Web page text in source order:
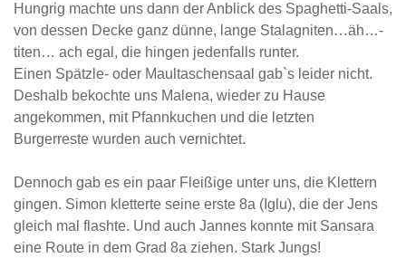
Hungrig machte uns dann der Anblick des Spaghetti-Saals,
von dessen Decke ganz dünne, lange Stalagniten…äh…-
titen… ach egal, die hingen jedenfalls runter.
Einen Spätzle- oder Maultaschensaal gab`s leider nicht.
Deshalb bekochte uns Malena, wieder zu Hause
angekommen, mit Pfannkuchen und die letzten
Burgerreste wurden auch vernichtet.
Dennoch gab es ein paar Fleißige unter uns, die Klettern
gingen. Simon kletterte seine erste 8a (Iglu), die der Jens
gleich mal flashte. Und auch Jannes konnte mit Sansara
eine Route in dem Grad 8a ziehen. Stark Jungs!